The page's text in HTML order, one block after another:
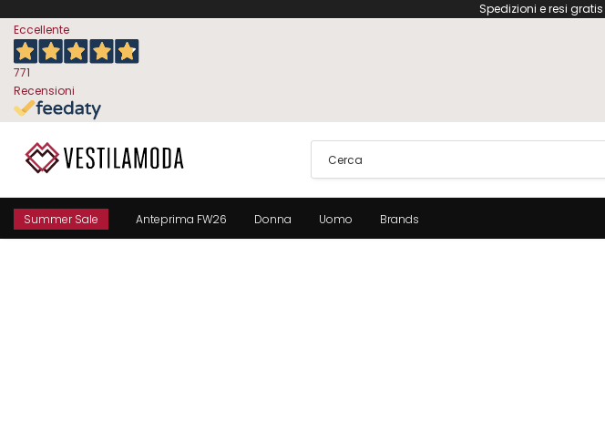
Spedizioni e resi
Eccellente
771
Recensioni
Summer Sale Anteprima FW26 Donna Uomo Brands